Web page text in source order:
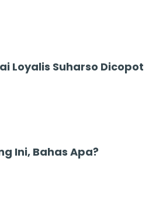
Loyalis Suharso Dicopot
Ini, Bahas Apa?